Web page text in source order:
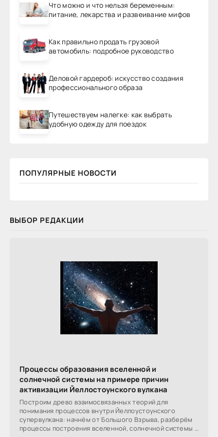
Что можно и что нельзя беременным:
питание, лекарства и развеивание мифов
Как правильно продать грузовой
автомобиль: подробное руководство
Деловой гардероб: искусство создания
профессионального образа
Путешествуем налегке: как выбрать
удобную одежду для поездок
ПОПУЛЯРНЫЕ НОВОСТИ
ВЫБОР РЕДАКЦИИ
Процессы образования вселенной и
солнечной системы на примере причин
активизации Йеллостоунского вулкана
Построим древо взаимосвязанных теорий для
понимания процессов внутри Йеллоустоунского
супервулкана: начнём от Большого Взрыва, разберём
процессы построения вселенной, солнечной системы в